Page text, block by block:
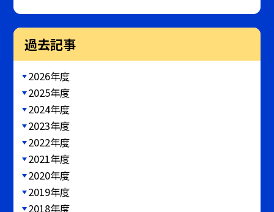
過去記事
2026年度
2025年度
2024年度
2023年度
2022年度
2021年度
2020年度
2019年度
2018年度